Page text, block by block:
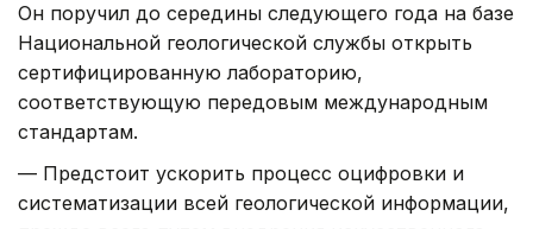
Он поручил до середины следующего года на базе
Национальной геологической службы открыть
сертифицированную лабораторию,
соответствующую передовым международным
стандартам.
— Предстоит ускорить процесс оцифровки и
систематизации всей геологической информации,